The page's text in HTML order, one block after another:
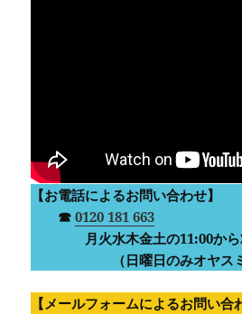
【お電話によるお問い合わせ】
☎︎0120 181 663
月火水木金土の11:00から
（日曜日のみオヤスミ
【メールフォームによるお問い合